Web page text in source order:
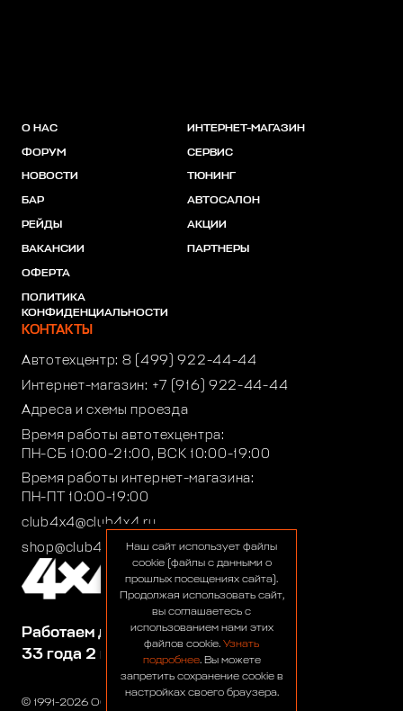
© 1991-2026 ООО «Сервис 4х4»
Работаем для вас:
33 года 2 месяца 23 дня
О НАС
ФОРУМ
НОВОСТИ
БАР
РЕЙДЫ
ВАКАНСИИ
ОФЕРТА
ПОЛИТИКА
КОНФИДЕНЦИАЛЬНОСТИ
ИНТЕРНЕТ-МАГАЗИН
СЕРВИС
ТЮНИНГ
АВТОСАЛОН
АКЦИИ
ПАРТНЕРЫ
КОНТАКТЫ
Автотехцентр: 8 (499) 922-44-44
Интернет-магазин: +7 (916) 922-44-44
Адреса и схемы проезда
Время работы автотехцентра:
ПН-СБ 10:00-21:00, ВСК 10:00-19:00
Время работы интернет-магазина:
ПН-ПТ 10:00-19:00
club4x4@club4x4.ru
shop@club4x4.ruНаш сайт использует файлы
cookie (файлы с данными о
прошлых посещениях сайта).
Продолжая использовать сайт,
вы соглашаетесь с
использованием нами этих
файлов cookie. Узнать
подробнее. Вы можете
запретить сохранение cookie в
настройках своего браузера.